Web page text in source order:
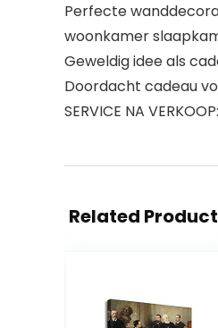
Perfecte
woonkamer
Geweldig idee als
Doordacht cadeau
SERVICE NA
Related